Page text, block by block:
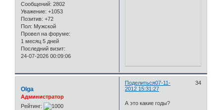
Сообщений: 2802
Уважение: +1053
Позитив: +72
Пол: Мужской
Провел на форуме:
1 месяц 5 дней
Последний визит:
24-07-2026 00:09:06
Поделиться 34
07-11-
2012 15:31:27
Olga
Администратор
Рейтинг:
А это какие годы?